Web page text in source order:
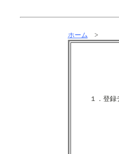
ホーム >
１．登録